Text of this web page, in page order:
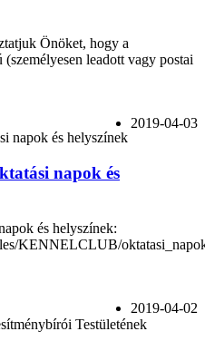
Önöket, hogy a
leadott vagy postai
2019-04-03
napok és
és helyszínek:
KENNELCLUB/
2019-04-02